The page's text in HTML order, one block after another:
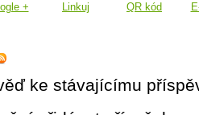
+ Linkuj QR kód
ke stávajícímu